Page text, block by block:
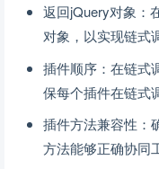
返回jQuery对象：
对象，以实现链式
插件顺序：在链式
保每个插件在链式
插件方法兼容性：
方法能够正确协同